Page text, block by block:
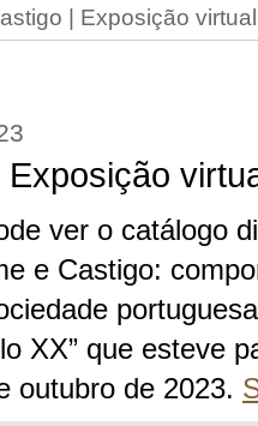
| Exposição virtual
ver o catálogo
e Castigo:
XX” que esteve
outubro de 2023.